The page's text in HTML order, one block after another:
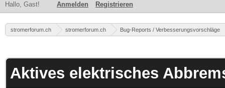
Hallo, Gast! Anmelden Registrieren
stromerforum.ch stromerforum.ch Bug-Reports / Verbesserungsvorschläge
Aktives elektrisches